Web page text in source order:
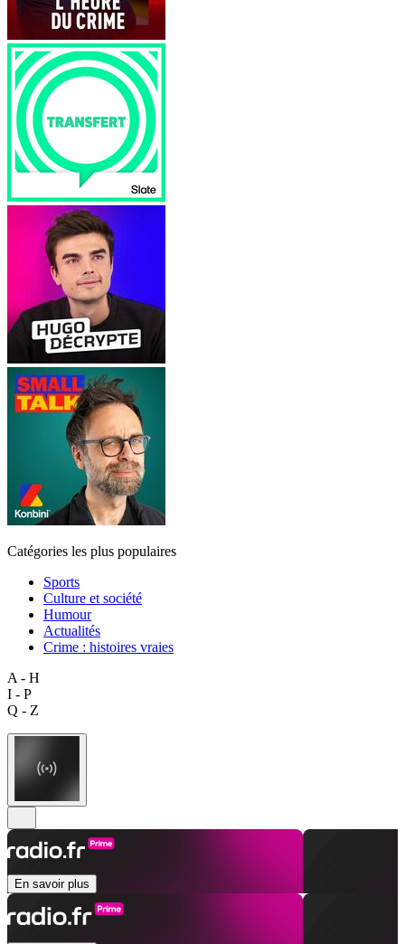
Catégories les plus populaires
Sports
Culture et société
Humour
Actualités
Crime : histoires vraies
A - H
I - P
Q - Z
En savoir plus